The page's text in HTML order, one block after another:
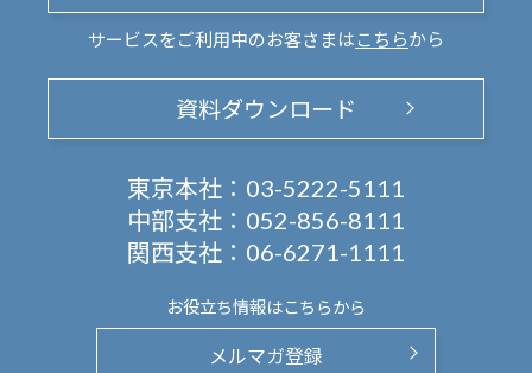
サービスをご利用中のお客さまは こちらから
資料ダウンロード
東京本社： 03-5222-5111
中部支社： 052-856-8111
関西支社： 06-6271-1111
お役立ち情報はこちらから
メルマガ登録